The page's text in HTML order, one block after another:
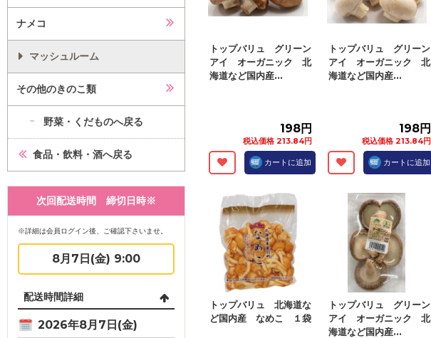
ナメコ
マッシュルーム
その他のきのこ類
野菜・くだものへ戻る
食品・飲料・酒へ戻る
次回配送時間 締切日時※
※詳細は会員ログイン後、ご確認下さいませ。
8月7日(金) 9:00
配送時間詳細
2026年8月7日(金)
トップバリュ グリーン
アイ オーガニック 北
海道など国内産...
198円
税込価格 213.84円
カートに追加
トップバリュ グリーン
アイ オーガニック 北
海道など国内産...
198円
税込価格 213.84円
カートに追加
トップバリュ 北海道な
ど国内産 なめこ １袋
トップバリュ グリーン
アイ オーガニック 北
海道など国内産...